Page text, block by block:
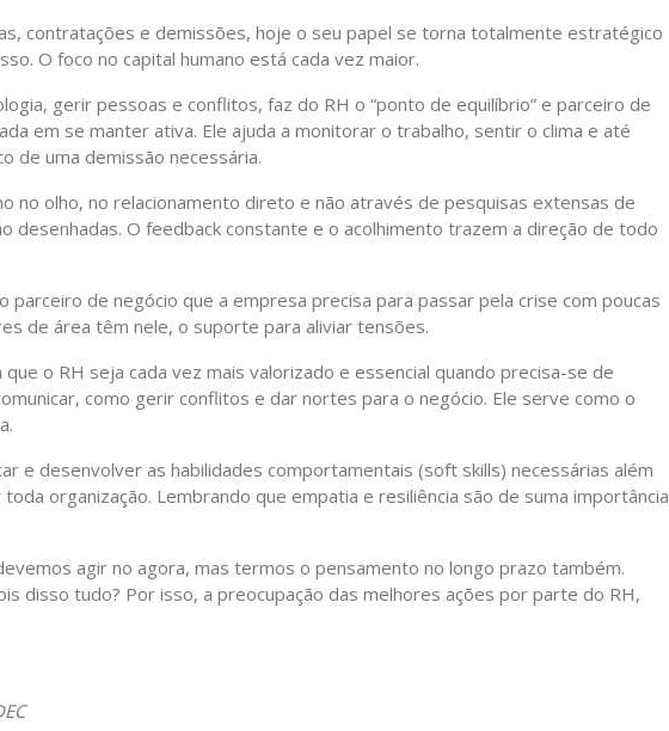
contratações e demissões, hoje o seu papel se torna totalmente estratégico
O foco no capital humano está cada vez maior.
gerir pessoas e conflitos, faz do RH o “ponto de equilíbrio” e parceiro de
em se manter ativa. Ele ajuda a monitorar o trabalho, sentir o clima e até
de uma demissão necessária.
no olho, no relacionamento direto e não através de pesquisas extensas de
desenhadas. O feedback constante e o acolhimento trazem a direção de todo
parceiro de negócio que a empresa precisa para passar pela crise com poucas
de área têm nele, o suporte para aliviar tensões.
o RH seja cada vez mais valorizado e essencial quando precisa-se de
como gerir conflitos e dar nortes para o negócio. Ele serve como o
e desenvolver as habilidades comportamentais (soft skills) necessárias além
organização. Lembrando que empatia e resiliência são de suma importância
agir no agora, mas termos o pensamento no longo prazo também.
disso tudo? Por isso, a preocupação das melhores ações por parte do RH,